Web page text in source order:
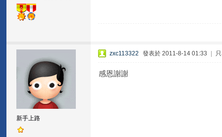
新手上路
zxc113322 發表於 2011-8-14 01:33
感恩謝謝